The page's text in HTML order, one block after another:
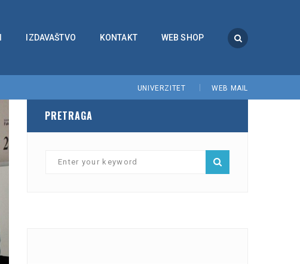
IZDAVAŠTVO KONTAKT WEB SHOP
UNIVERZITET WEB MAIL
PRETRAGA